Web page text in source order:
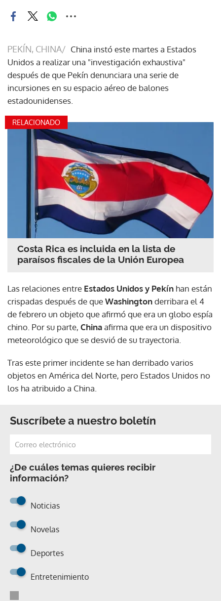
PEKÍN, CHINA/ China instó este martes a Estados
Unidos a realizar una "investigación exhaustiva"
después de que Pekín denunciara una serie de
incursiones en su espacio aéreo de balones
estadounidenses.
RELACIONADO
Costa Rica es incluida en la lista de
paraísos fiscales de la Unión Europea
Las relaciones entre Estados Unidos y Pekín han están
crispadas después de queWashingtonderribara el 4
de febrero un objeto que afirmó que era un globo espía
chino. Por su parte, Chinaafirma que era un dispositivo
meteorológico que se desvió de su trayectoria.
Tras este primer incidente se han derribado varios
objetos en América del Norte, pero Estados Unidos no
los ha atribuido a China.
Suscríbete a nuestro boletín
¿De cuáles temas quieres recibir
información?
Noticias
Novelas
Deportes
Entretenimiento